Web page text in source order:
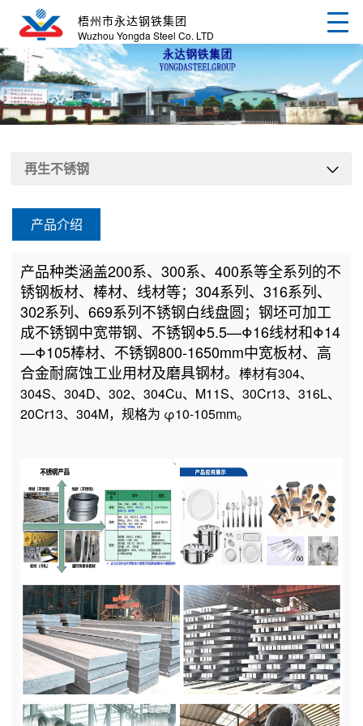
梧州市永达钢铁集团
Wuzhou Yongda Steel Co. LTD
再生不锈钢
产品介绍
产品种类涵盖200系、300系、400系等全系列的不
锈钢板材、棒材、线材等；304系列、316系列、
302系列、669系列不锈钢白线盘圆；钢坯可加工
成不锈钢中宽带钢、不锈钢Φ5.5—Φ16线材和Φ14
—Φ105棒材、不锈钢800-1650mm中宽板材、高
合金耐腐蚀工业用材及磨具钢材。 棒材有304、
304S、304D、302、304Cu、M11S、30Cr13、316L、
20Cr13、304M，规格为 φ10-105mm。